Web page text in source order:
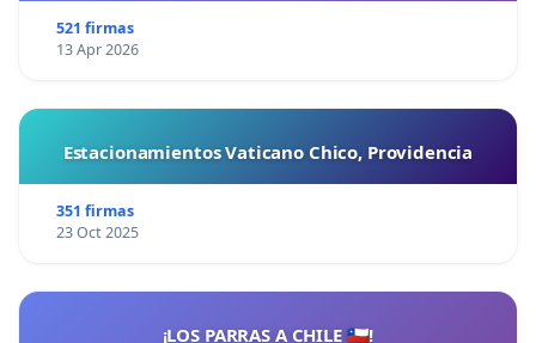
521 firmas
13 Apr 2026
Estacionamientos Vaticano Chico, Providencia
351 firmas
23 Oct 2025
¡LOS PARRAS A CHILE 🇨🇱!